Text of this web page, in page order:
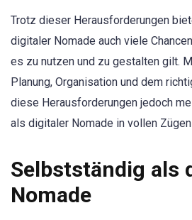
Trotz dieser Herausforderungen
digitaler Nomade auch viele
es zu nutzen und zu gestalten gilt.
Planung, Organisation und dem
diese Herausforderungen jedoch
als digitaler Nomade in vollen
Selbstständig als
Nomade